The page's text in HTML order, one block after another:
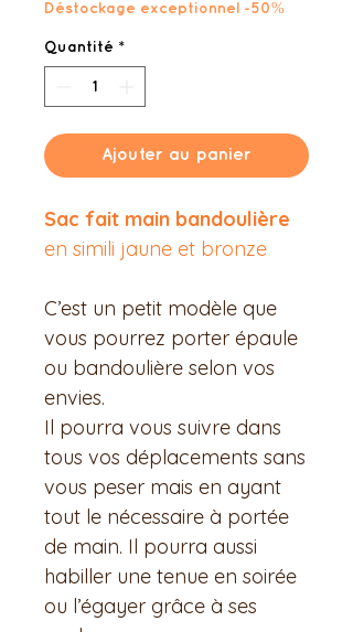
Déstockage exceptionnel -50%
Quantité *
Ajouter au panier
Sac fait main bandoulière
en simili jaune et bronze
C’est un petit modèle que
vous pourrez porter épaule
ou bandoulière selon vos
envies.
Il pourra vous suivre dans
tous vos déplacements sans
vous peser mais en ayant
tout le nécessaire à portée
de main. Il pourra aussi
habiller une tenue en soirée
ou l’égayer grâce à ses